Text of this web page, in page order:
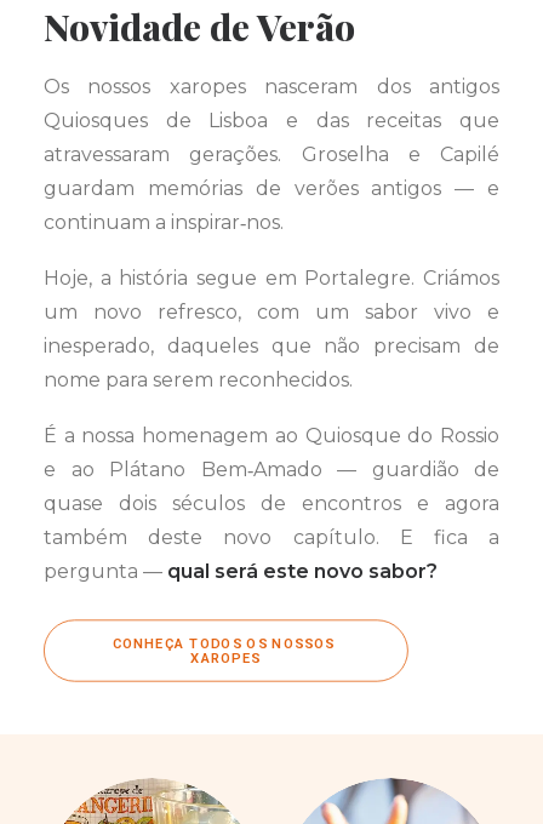
Novidade de Verão
Os nossos xaropes nasceram dos antigos
Quiosques de Lisboa e das receitas que
atravessaram gerações. Groselha e Capilé
guardam memórias de verões antigos — e
continuam a inspirar‑nos.
Hoje, a história segue em Portalegre. Criámos
um novo refresco, com um sabor vivo e
inesperado, daqueles que não precisam de
nome para serem reconhecidos.
É a nossa homenagem ao Quiosque do Rossio
e ao Plátano Bem‑Amado — guardião de
quase dois séculos de encontros e agora
também deste novo capítulo. E fica a
pergunta — qual será este novo sabor?
CONHEÇA TODOS OS NOSSOS
XAROPES